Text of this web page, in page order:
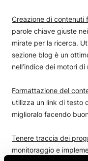
Creazione di contenuti
parole chiave giuste
mirate per la ricerca.
sezione blog è un
nell’indice dei motori di
Formattazione del
utilizza un link di testo
miglioralo facendo
Tenere traccia dei
monitoraggio e